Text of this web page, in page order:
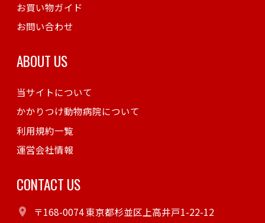
お買い物ガイド
お問い合わせ
ABOUT US
当サイトについて
かかりつけ動物病院について
利用規約一覧
運営会社情報
CONTACT US
〒168-0074 東京都杉並区上高井戸1-22-12